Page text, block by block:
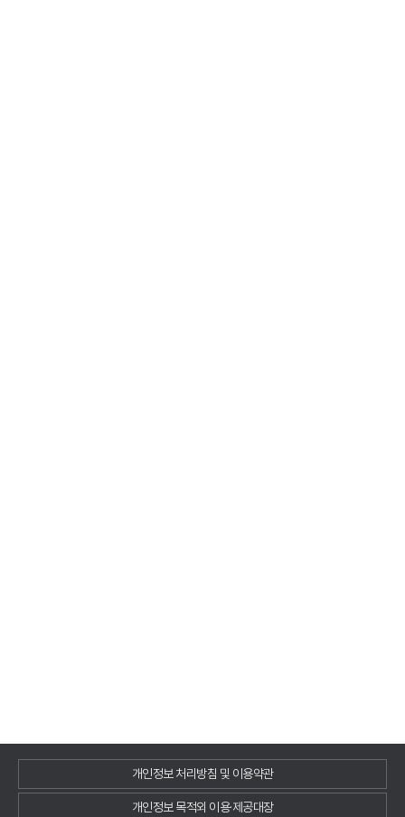
개인정보 처리방침 및 이용약관
개인정보 목적외 이용·제공대장